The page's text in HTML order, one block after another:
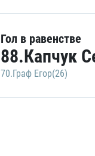
Гол в равенстве
88.Капчук
70.Граф Егор(26)